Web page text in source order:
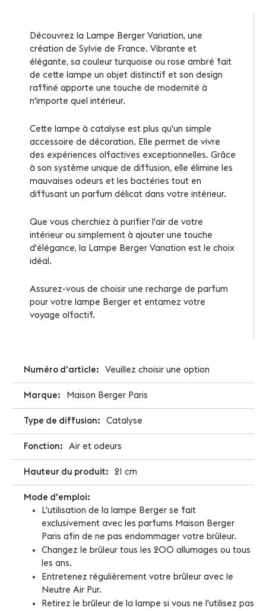
Découvrez la Lampe Berger Variation, une
création de Sylvie de France. Vibrante et
élégante, sa couleur turquoise ou rose ambré fait
de cette lampe un objet distinctif et son design
raffiné apporte une touche de modernité à
n'importe quel intérieur.
Cette lampe à catalyse est plus qu'un simple
accessoire de décoration. Elle permet de vivre
des expériences olfactives exceptionnelles. Grâce
à son système unique de diffusion, elle élimine les
mauvaises odeurs et les bactéries tout en
diffusant un parfum délicat dans votre intérieur.
Que vous cherchiez à purifier l'air de votre
intérieur ou simplement à ajouter une touche
d'élégance, la Lampe Berger Variation est le choix
idéal.
Assurez-vous de choisir une recharge de parfum
pour votre lampe Berger et entamez votre
voyage olfactif.
Veuillez choisir une option
Maison Berger Paris
Catalyse
Air et odeurs
21 cm
L'utilisation de la lampe Berger se fait
exclusivement avec les parfums Maison Berger
Paris afin de ne pas endommager votre brûleur.
Changez le brûleur tous les 200 allumages ou tous
les ans.
Entretenez régulièrement votre brûleur avec le
Neutre Air Pur.
Retirez le brûleur de la lampe si vous ne l'utilisez pas